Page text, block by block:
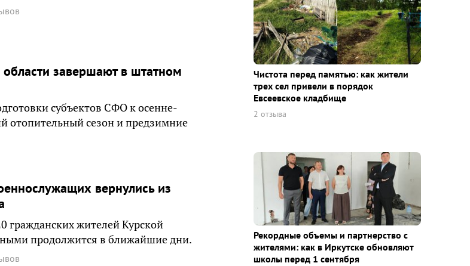
завершают в штатном
субъектов СФО к осенне-
отопительный сезон и предзимние
вернулись из
гражданских жителей Курской
продолжится в ближайшие дни.
Чистота перед памятью: как жители
трех сел привели в порядок
Евсеевское кладбище
2 отзыва
Рекордные объемы и партнерство с
жителями: как в Иркутске обновляют
школы перед 1 сентября